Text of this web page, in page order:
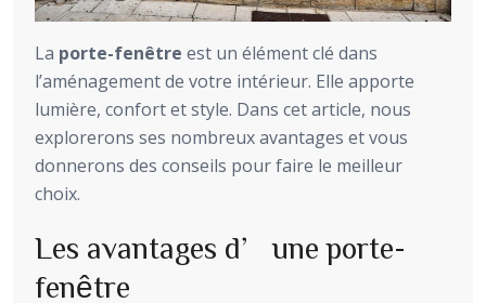
La porte-fenêtre est un élément clé dans
l’aménagement de votre intérieur. Elle apporte
lumière, confort et style. Dans cet article, nous
explorerons ses nombreux avantages et vous
donnerons des conseils pour faire le meilleur
choix.
Les avantages d’une porte-
fenêtre